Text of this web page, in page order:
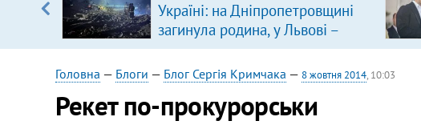
Україні: на Дніпропетровщині
загинула родина, у Львові –
удар по багатоповерхівках
(доповнюється)
Головна — Блоги — Блог Сергія Кримчака — 8 жовтня 2014, 10:03
Рекет по-прокурорськи